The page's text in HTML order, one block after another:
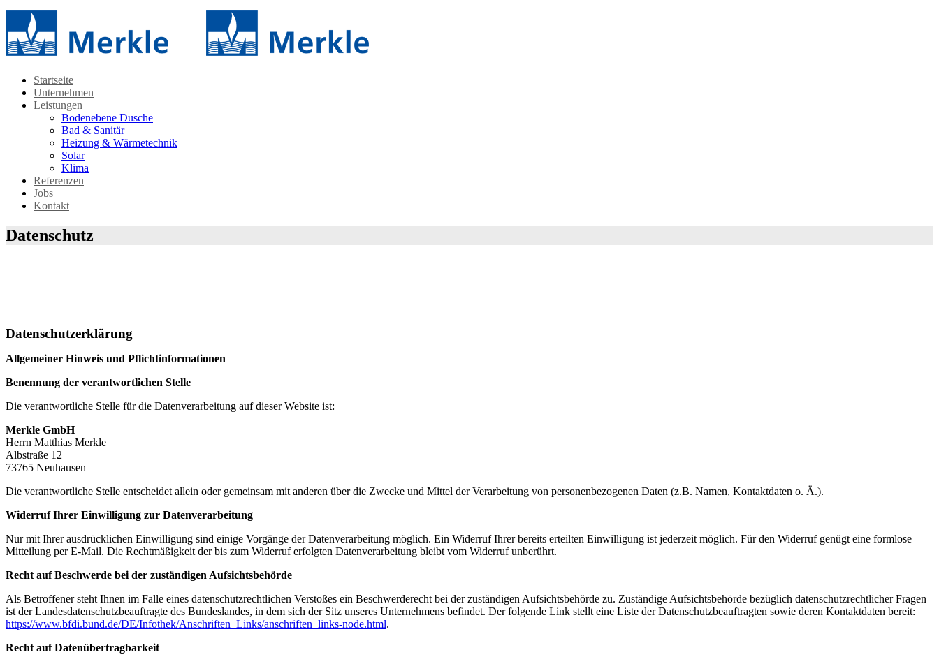
Startseite
Unternehmen
Leistungen
Bodenebene Dusche
Bad & Sanitär
Heizung & Wärmetechnik
Solar
Klima
Referenzen
Jobs
Kontakt
Datenschutz
Datenschutzerklärung
Allgemeiner Hinweis und Pflichtinformationen
Benennung der verantwortlichen Stelle
Die verantwortliche Stelle für die Datenverarbeitung auf dieser Website ist:
Merkle GmbH
Herrn Matthias Merkle
Albstraße 12
73765 Neuhausen
Die verantwortliche Stelle entscheidet allein oder gemeinsam mit anderen über die Zwecke und Mittel der Verarbeitung von personenbezogenen Daten (z.B. Namen, Kontaktdaten o. Ä.).
Widerruf Ihrer Einwilligung zur Datenverarbeitung
Nur mit Ihrer ausdrücklichen Einwilligung sind einige Vorgänge der Datenverarbeitung möglich. Ein Widerruf Ihrer bereits erteilten Einwilligung ist jederzeit möglich. Für den Widerruf genügt eine formlose
Mitteilung per E-Mail. Die Rechtmäßigkeit der bis zum Widerruf erfolgten Datenverarbeitung bleibt vom Widerruf unberührt.
Recht auf Beschwerde bei der zuständigen Aufsichtsbehörde
Als Betroffener steht Ihnen im Falle eines datenschutzrechtlichen Verstoßes ein Beschwerderecht bei der zuständigen Aufsichtsbehörde zu. Zuständige Aufsichtsbehörde bezüglich datenschutzrechtlicher Fragen
ist der Landesdatenschutzbeauftragte des Bundeslandes, in dem sich der Sitz unseres Unternehmens befindet. Der folgende Link stellt eine Liste der Datenschutzbeauftragten sowie deren Kontaktdaten bereit:
https://www.bfdi.bund.de/DE/Infothek/Anschriften_Links/anschriften_links-node.html.
Recht auf Datenübertragbarkeit